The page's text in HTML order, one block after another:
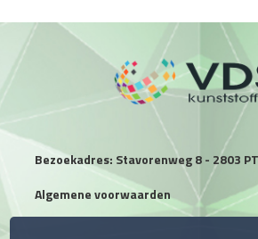
Bezoekadres: Stavorenweg 8 - 2803
Algemene voorwaarden